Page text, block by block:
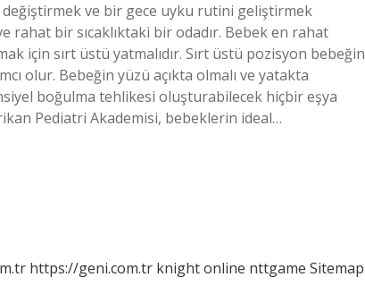
değiştirmek ve bir gece uyku rutini geliştirmek
rahat bir sıcaklıktaki bir odadır. Bebek en rahat
için sırt üstü yatmalıdır. Sırt üstü pozisyon bebeğin
olur. Bebeğin yüzü açıkta olmalı ve yatakta
boğulma tehlikesi oluşturabilecek hiçbir eşya
Pediatri Akademisi, bebeklerin ideal…
https://geni.com.tr knight online nttgame Sitemap